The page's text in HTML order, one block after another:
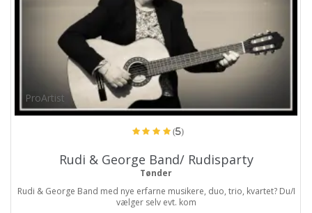
ProArtist
(5)
Rudi & George Band/ Rudisparty
Tønder
Rudi & George Band med nye erfarne musikere, duo, trio, kvartet? Du/I
vælger selv evt. kom